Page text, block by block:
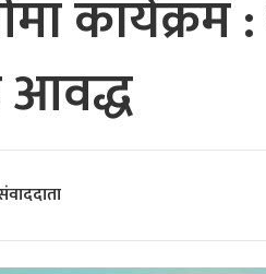
आवद्ध